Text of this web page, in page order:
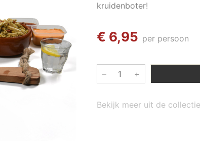
kruidenboter!
€ 6,95 per persoon
– +
Bekijk meer uit de